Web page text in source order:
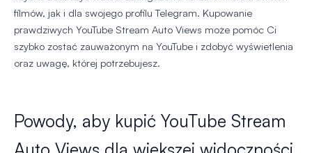
filmów, jak i dla swojego profilu Telegram. Kupowanie
prawdziwych YouTube Stream Auto Views może pomóc Ci
szybko zostać zauważonym na YouTube i zdobyć wyświetlenia
oraz uwagę, której potrzebujesz.
Powody, aby kupić YouTube Stream